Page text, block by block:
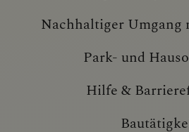
Nachhaltiger Umgang
Park- und
Hilfe &